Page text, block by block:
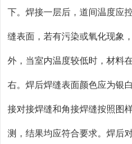
下。焊接一层后，道间温度
缝表面，若有污染或氧化现象
外，当室内温度较低时，材料
右。焊后焊缝表面颜色应为银
接对接焊缝和角接焊缝按照图
测，结果均应符合要求。焊后